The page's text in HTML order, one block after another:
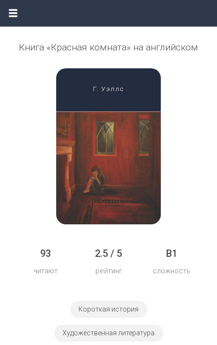
Книга «Красная комната» на английском
Г. Уэллс
93
читают
2.5 / 5
рейтинг
B1
сложность
Короткая история
Художественная литература